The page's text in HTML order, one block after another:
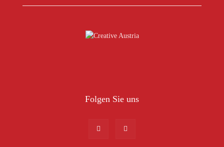
Folgen Sie uns